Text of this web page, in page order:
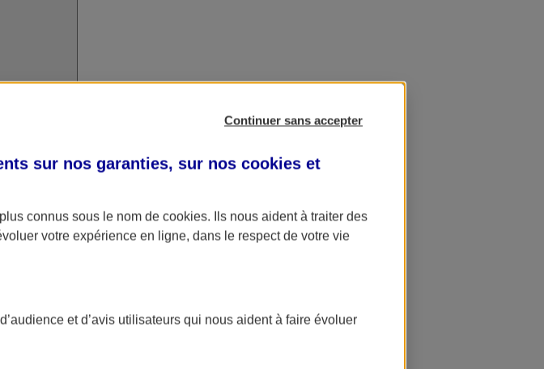
Continuer sans accepter
sur nos garanties, sur nos cookies et
connus sous le nom de cookies. Ils nous aident à traiter des
votre expérience en ligne, dans le respect de votre vie
et d’avis utilisateurs qui nous aident à faire évoluer